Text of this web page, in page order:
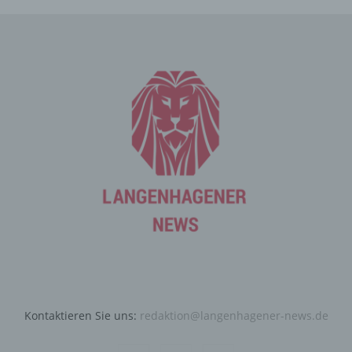
Kontaktieren Sie uns: redaktion@langenhagener-news.de
Daten werden ausschließlich für die interne Verwendung
bei dem für die Verarbeitung Verantwortlichen und für
eigene Zwecke erhoben und gespeichert. Der für die
Verarbeitung Verantwortliche kann die Weitergabe an
einen oder mehrere Auftragsverarbeiter, beispielsweise
einen Paketdienstleister, veranlassen, der die
personenbezogenen Daten ebenfalls ausschließlich für
eine interne Verwendung, die dem für die Verarbeitung
Durch eine Registrierung auf der Internetseite des für die
erfolgt vor dem Hintergrund, dass nur so der Missbrauch